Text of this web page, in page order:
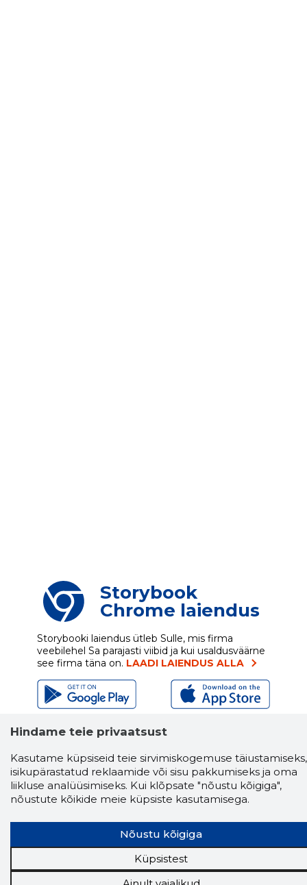
Storybook
Chrome laiendus
Storybooki laiendus ütleb Sulle, mis firma
veebilehel Sa parajasti viibid ja kui usaldusväärne
see firma täna on. LAADI LAIENDUS ALLA
Näed helistaja tausta!
Storybooki Äpp toob
Sinuni OTSEKONTAKTID400 000 Eesti
Andmed on rikastatud maksevõime ja
finantsinfoga.
Sooduspakkumised
Hanked
Hindame teie privaatsust
Kasutame küpsiseid teie sirvimiskogemuse täiustamiseks,
isikupärastatud reklaamide või sisu pakkumiseks ja oma
liikluse analüüsimiseks. Kui klõpsate "nõustu kõigiga",
nõustute kõikide meie küpsiste kasutamisega.
Nõustu kõigiga
Küpsistest